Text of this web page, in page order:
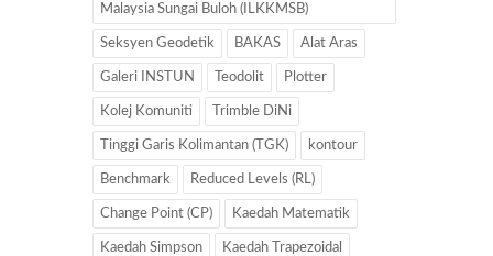
Malaysia Sungai Buloh (ILKKMSB)
Seksyen Geodetik BAKAS Alat Aras
Galeri INSTUN Teodolit Plotter
Kolej Komuniti Trimble DiNi
Tinggi Garis Kolimantan (TGK) kontour
Benchmark Reduced Levels (RL)
Change Point (CP) Kaedah Matematik
Kaedah Simpson Kaedah Trapezoidal